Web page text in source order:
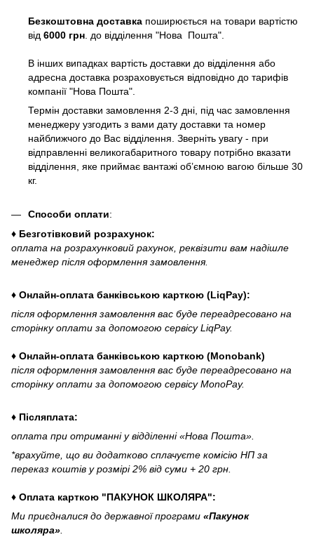
Безкоштовна доставка поширюється на товари вартістю
від 6000 грн . до відділення "Нова Пошта".
В інших випадках вартість доставки до відділення або
адресна доставка розраховується відповідно до тарифів
компанії "Нова Пошта".
Термін доставки замовлення 2-3 дні, під час замовлення
менеджеру узгодить з вами дату доставки та номер
найближчого до Вас відділення. Зверніть увагу - при
відправленні великогабаритного товару потрібно вказати
відділення, яке приймає вантажі об’ємною вагою більше 30
кг.
Способи оплати:
♦ Безготівковий розрахунок:
оплата на розрахунковий рахунок, реквізити вам надішле
менеджер після оформлення замовлення.
♦ Онлайн-оплата банківською карткою (LiqPay):
після оформлення замовлення вас буде переадресовано на
сторінку оплати за допомогою сервісу LiqPay.
♦ Онлайн-оплата банківською карткою (Monobank)
після оформлення замовлення вас буде переадресовано на
сторінку оплати за допомогою сервісу MonoPay.
♦ Післяплата:
оплата при отриманні у відділенні «Нова Пошта».
*врахуйте, що ви додатково сплачуєте комісію НП за
переказ коштів у розмірі 2% від суми + 20 грн.
♦ Оплата карткою "ПАКУНОК ШКОЛЯРА":
Ми приєдналися до державної програми «Пакунок
школяра».